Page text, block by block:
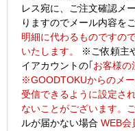
レス宛に、ご注文確認メ
りますのでメール内容を
明細に代わるものですの
いたします。
※ご依頼主
イアカウントの ｢お客様
※GOODTOKUからのメ
受信できるように設定さ
ないことがございます。
ルが届かない場合 WEB会